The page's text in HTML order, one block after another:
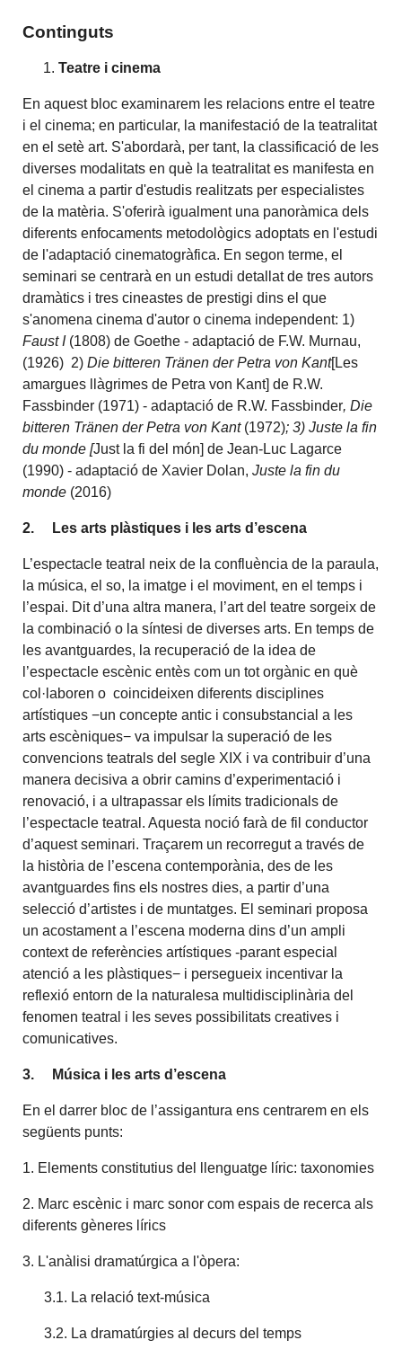
Continguts
Teatre i cinema
En aquest bloc examinarem les relacions entre el teatre
i el cinema; en particular, la manifestació de la teatralitat
en el setè art. S'abordarà, per tant, la classificació de les
diverses modalitats en què la teatralitat es manifesta en
el cinema a partir d'estudis realitzats per especialistes
de la matèria. S'oferirà igualment una panoràmica dels
diferents enfocaments metodològics adoptats en l'estudi
de l'adaptació cinematogràfica. En segon terme, el
seminari se centrarà en un estudi detallat de tres autors
dramàtics i tres cineastes de prestigi dins el que
s'anomena cinema d'autor o cinema independent: 1)
Faust I(1808) de Goethe - adaptació de F.W. Murnau,
(1926) 2)Die bitteren Tränen der Petra von Kant[Les
amargues llàgrimes de Petra von Kant] de R.W.
Fassbinder (1971) - adaptació de R.W. Fassbinder, Die
bitteren Tränen der Petra von Kant(1972); 3) Juste la fin
du monde [Just la fi del món] de Jean-Luc Lagarce
(1990) - adaptació de Xavier Dolan,Juste la fin du
monde (2016)
2. Les arts plàstiques i les arts d’escena
L’espectacle teatral neix de la confluència de la paraula,
la música, el so, la imatge i el moviment, en el temps i
l’espai. Dit d’una altra manera, l’art del teatre sorgeix de
la combinació o la síntesi de diverses arts. En temps de
les avantguardes, la recuperació de la idea de
l’espectacle escènic entès com un tot orgànic en què
col·laboren o coincideixen diferents disciplines
artístiques −un concepte antic i consubstancial a les
arts escèniques− va impulsar la superació de les
convencions teatrals del segle XIX i va contribuir d’una
manera decisiva a obrir camins d’experimentació i
renovació, i a ultrapassar els límits tradicionals de
l’espectacle teatral. Aquesta noció farà de fil conductor
d’aquest seminari. Traçarem un recorregut a través de
la història de l’escena contemporània, des de les
avantguardes fins els nostres dies, a partir d’una
selecció d’artistes i de muntatges. El seminari proposa
un acostament a l’escena moderna dins d’un ampli
context de referències artístiques -parant especial
atenció a les plàstiques− i persegueix incentivar la
reflexió entorn de la naturalesa multidisciplinària del
fenomen teatral i les seves possibilitats creatives i
comunicatives.
3. Música i les arts d’escena
En el darrer bloc de l’assigantura ens centrarem en els
següents punts:
1. Elements constitutius del llenguatge líric: taxonomies
2. Marc escènic i marc sonor com espais de recerca als
diferents gèneres lírics
3. L'anàlisi dramatúrgica a l'òpera:
3.1. La relació text-música
3.2. La dramatúrgies al decurs del temps